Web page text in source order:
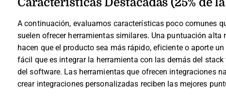
A continuación, evaluamos características poco comunes
suelen ofrecer herramientas similares. Una puntuación
hacen que el producto sea más rápido, eficiente o aporte
fácil que es integrar la herramienta con las demás del
del software. Las herramientas que ofrecen integraciones
crear integraciones personalizadas reciben las mejores